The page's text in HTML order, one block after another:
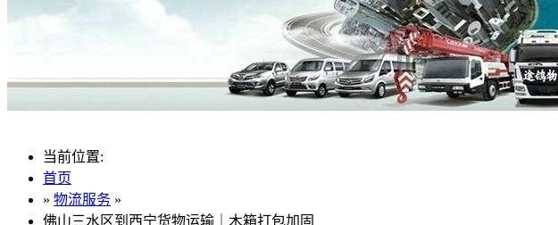
当前位置:
首页
» 物流服务 »
佛山三水区到西宁货物运输｜木箱打包加固